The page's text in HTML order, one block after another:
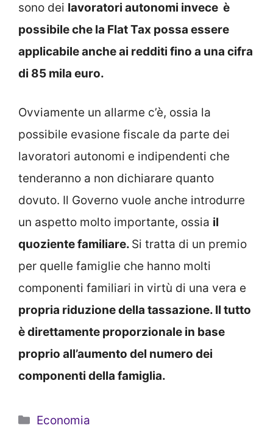
sono dei lavoratori autonomi invece è
possibile che la Flat Tax possa essere
applicabile anche ai redditi fino a una cifra
di 85 mila euro.
Ovviamente un allarme c’è, ossia la
possibile evasione fiscale da parte dei
lavoratori autonomi e indipendenti che
tenderanno a non dichiarare quanto
dovuto. Il Governo vuole anche introdurre
un aspetto molto importante, ossia il
quoziente familiare. Si tratta di un premio
per quelle famiglie che hanno molti
componenti familiari in virtù di una vera e
propria riduzione della tassazione. Il tutto
è direttamente proporzionale in base
proprio all’aumento del numero dei
componenti della famiglia.
Categorie
Economia